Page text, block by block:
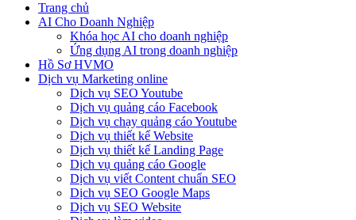
Trang chủ
AI Cho Doanh Nghiệp
Khóa học AI cho doanh nghiệp
Ứng dụng AI trong doanh nghiệp
Hồ Sơ HVMO
Dịch vụ Marketing online
Dịch vụ SEO Youtube
Dịch vụ quảng cáo Facebook
Dịch vụ chạy quảng cáo Youtube
Dịch vụ thiết kế Website
Dịch vụ thiết kế Landing Page
Dịch vụ quảng cáo Google
Dịch vụ viết Content chuẩn SEO
Dịch vụ SEO Google Maps
Dịch vụ SEO Website